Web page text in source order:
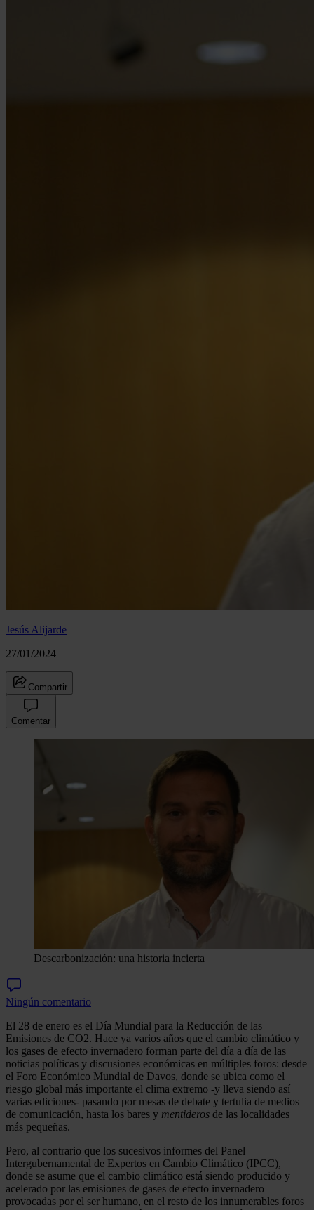
Jesús Alijarde
27/01/2024
Compartir
Comentar
Descarbonización: una historia incierta
Ningún comentario
El 28 de enero es el Día Mundial para la Reducción de las
Emisiones de CO2. Hace ya varios años que el cambio climático y
los gases de efecto invernadero forman parte del día a día de las
noticias políticas y discusiones económicas en múltiples foros: desde
el Foro Económico Mundial de Davos, donde se ubica como el
riesgo global más importante el clima extremo -y lleva siendo así
varias ediciones- pasando por mesas de debate y tertulia de medios
de comunicación, hasta los bares y mentideros de las localidades
más pequeñas.
Pero, al contrario que los sucesivos informes del Panel
Intergubernamental de Expertos en Cambio Climático (IPCC),
donde se asume que el cambio climático está siendo producido y
acelerado por las emisiones de gases de efecto invernadero
provocadas por el ser humano, en el resto de los innumerables foros